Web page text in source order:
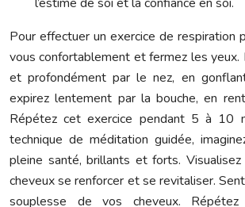
Pour effectuer un exercice de respiration
vous confortablement et fermez les yeux.
et profondément par le nez, en
expirez lentement par la bouche, en
Répétez cet exercice pendant 5 à 10
technique de méditation guidée,
pleine santé, brillants et forts. Visualisez
cheveux se renforcer et se revitaliser.
souplesse de vos cheveux. Répétez